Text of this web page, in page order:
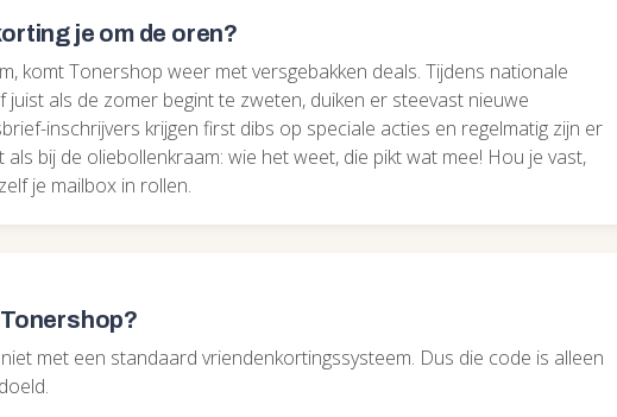
je om de oren?
komt Tonershop weer met versgebakken deals. Tijdens nationale
als de zomer begint te zweten, duiken er steevast nieuwe
inschrijvers krijgen first dibs op speciale acties en regelmatig zijn er
als bij de oliebollenkraam: wie het weet, die pikt wat mee! Hou je vast,
je mailbox in rollen.
met een standaard vriendenkortingssysteem. Dus die code is alleen